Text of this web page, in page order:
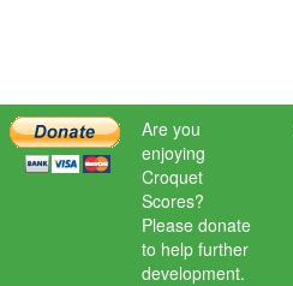
Are you
enjoying
Croquet
Scores?
Please donate
to help further
development.